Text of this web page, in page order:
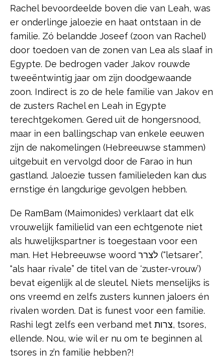
Rachel bevoordeelde boven die van Leah, was
er onderlinge jaloezie en haat ontstaan in de
familie. Zó belandde Joseef (zoon van Rachel)
door toedoen van de zonen van Lea als slaaf in
Egypte. De bedrogen vader Jakov rouwde
tweeëntwintig jaar om zijn doodgewaande
zoon. Indirect is zo de hele familie van Jakov en
de zusters Rachel en Leah in Egypte
terechtgekomen. Gered uit de hongersnood,
maar in een ballingschap van enkele eeuwen
zijn de nakomelingen (Hebreeuwse stammen)
uitgebuit en vervolgd door de Farao in hun
gastland. Jaloezie tussen familieleden kan dus
ernstige én langdurige gevolgen hebben.
De RamBam (Maimonides) verklaart dat elk
vrouwelijk familielid van een echtgenote niet
als huwelijkspartner is toegestaan voor een
man. Het Hebreeuwse woord לצרר (“letsarer”,
“als haar rivale” de titel van de ‘zuster-vrouw’)
bevat eigenlijk al de sleutel. Niets menselijks is
ons vreemd en zelfs zusters kunnen jaloers én
rivalen worden. Dat is funest voor een familie.
Rashi legt zelfs een verband met צרות, tsores,
ellende. Nou, wie wil er nu om te beginnen al
tsores in z’n familie hebben?!